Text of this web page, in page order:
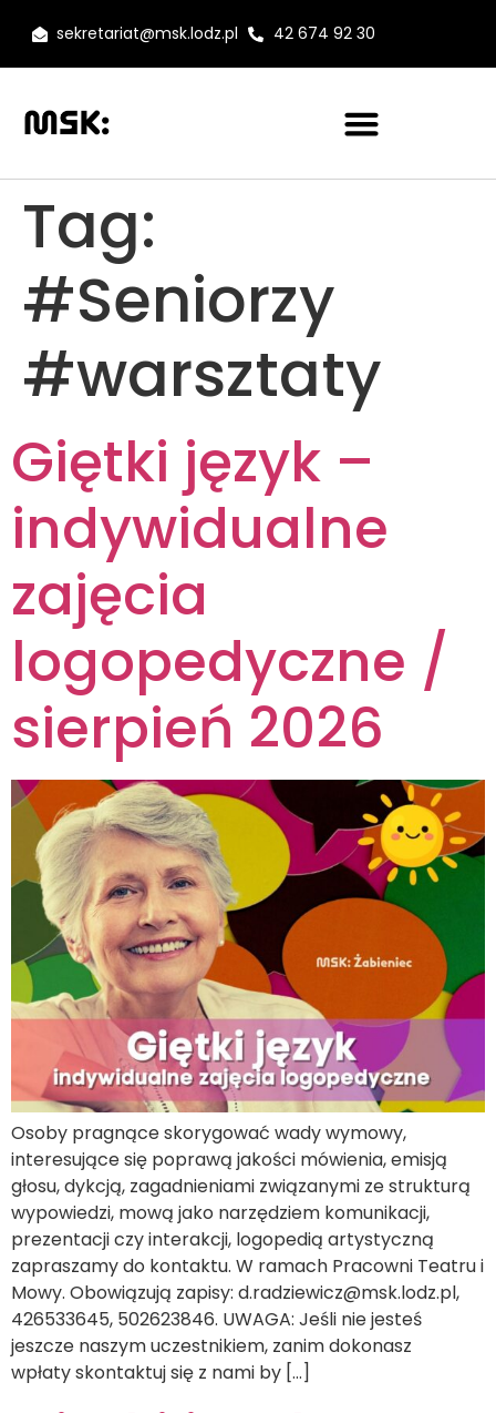
sekretariat@msk.lodz.pl 42 674 92 30
Tag:
#Seniorzy
#warsztaty
Giętki język –
indywidualne
zajęcia
logopedyczne /
sierpień 2026
Osoby pragnące skorygować wady wymowy,
interesujące się poprawą jakości mówienia, emisją
głosu, dykcją, zagadnieniami związanymi ze strukturą
wypowiedzi, mową jako narzędziem komunikacji,
prezentacji czy interakcji, logopedią artystyczną
zapraszamy do kontaktu. W ramach Pracowni Teatru i
Mowy. Obowiązują zapisy: d.radziewicz@msk.lodz.pl,
426533645, 502623846. UWAGA: Jeśli nie jesteś
jeszcze naszym uczestnikiem, zanim dokonasz
wpłaty skontaktuj się z nami by […]